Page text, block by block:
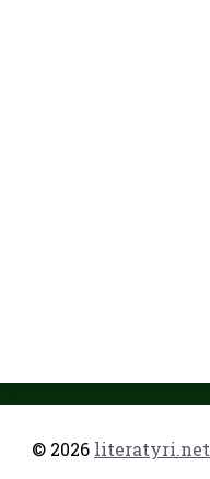
© 2026 literatyri.net